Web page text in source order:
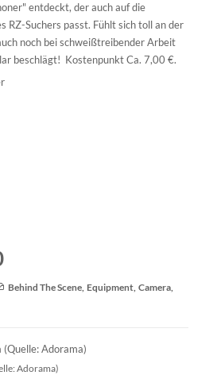
entdeckt, der auch auf die
RZ-Suchers passt. Fühlt sich toll an der
noch bei schweißtreibender Arbeit
beschlägt! Kostenpunkt Ca. 7,00 €.
Behind The Scene, Equipment, Camera,
Adorama)